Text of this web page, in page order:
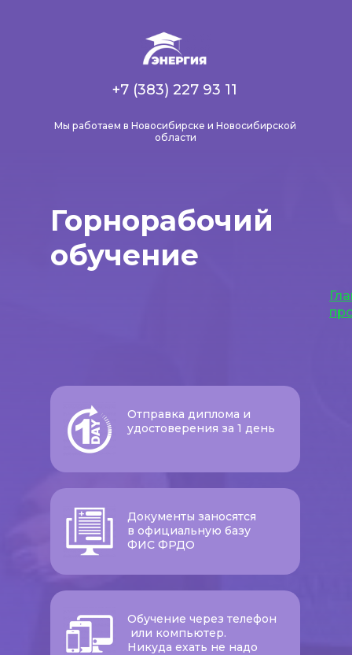
Мы работаем в Новосибирске и Новосибирской
области
+7 (383) 227 93 11
Горнорабочий
обучение
Отправка диплома и
удостоверения за 1 день
Документы заносятся
в официальную базу
ФИС ФРДО
Обучение через телефон
или компьютер.
Никуда ехать не надо